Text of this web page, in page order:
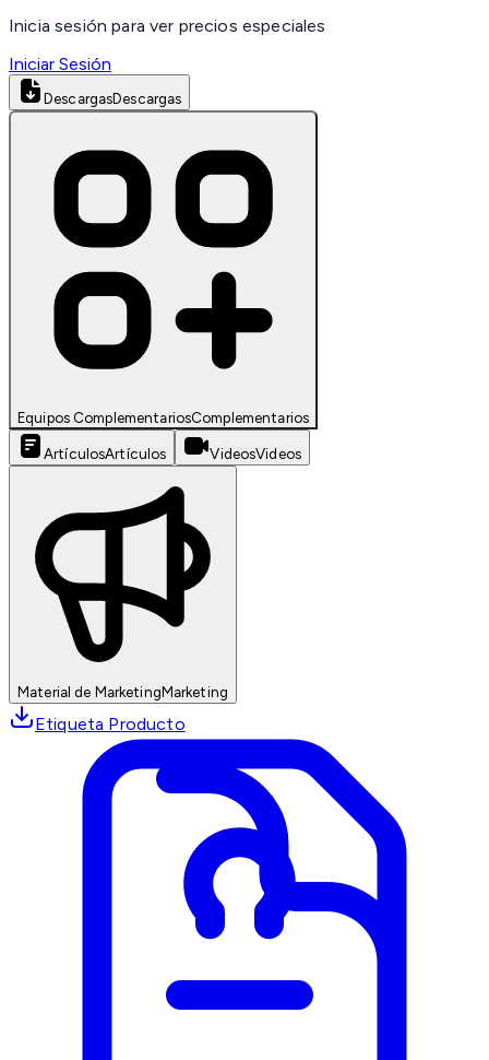
Inicia sesión para ver precios especiales
Iniciar Sesión
DescargasDescargas
Equipos ComplementariosComplementarios
ArtículosArtículos VideosVideos
Material de MarketingMarketing
Etiqueta Producto